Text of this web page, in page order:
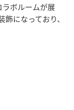
ボルームが展
になっており、